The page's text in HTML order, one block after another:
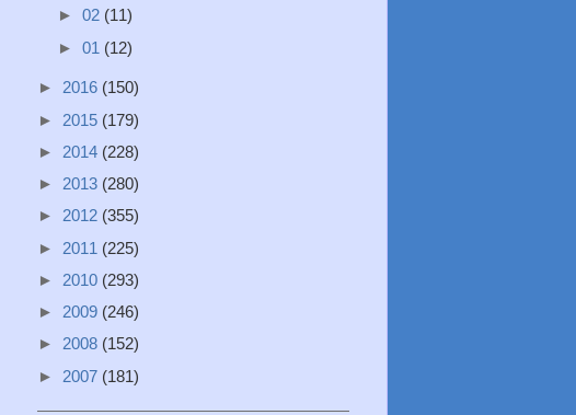
► 02 (11)
► 01 (12)
► 2016 (150)
► 2015 (179)
► 2014 (228)
► 2013 (280)
► 2012 (355)
► 2011 (225)
► 2010 (293)
► 2009 (246)
► 2008 (152)
► 2007 (181)